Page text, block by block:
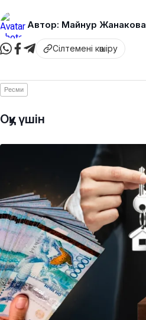
Автор: Майнур Жанакова
Сілтемені көшіру
Ресми
Оқу үшін